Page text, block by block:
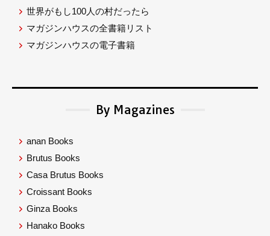
世界がもし100人の村だったら
マガジンハウスの全書籍リスト
マガジンハウスの電子書籍
By Magazines
anan Books
Brutus Books
Casa Brutus Books
Croissant Books
Ginza Books
Hanako Books